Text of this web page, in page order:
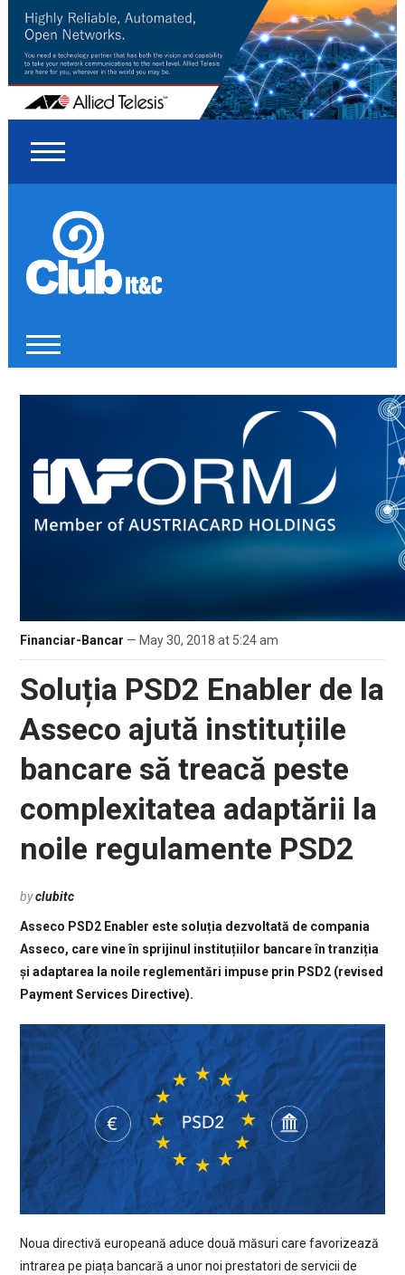
Financiar-Bancar — May 30, 2018 at 5:24 am
Soluția PSD2 Enabler de la
Asseco ajută instituțiile
bancare să treacă peste
complexitatea adaptării la
noile regulamente PSD2
byclubitc
Asseco PSD2 Enabler este soluția dezvoltată de compania
Asseco, care vine în sprijinul instituțiilor bancare în tranziția
și adaptarea la noile reglementări impuse prin PSD2 (revised
Payment Services Directive).
Noua directivă europeană aduce două măsuri care favorizează
intrarea pe piața bancară a unor noi prestatori de servicii de